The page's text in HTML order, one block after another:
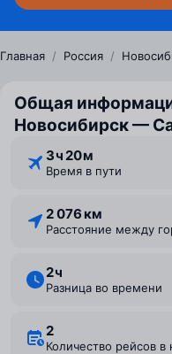
Главная / Россия /
Общая
Новосибирск —
3 ⁠ч 20 ⁠м
Время в пути
2 076 км
Расстояние между
2 ⁠ч
Разница во времени
2
Количество рейсов